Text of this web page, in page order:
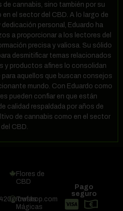
de cannabis, sino también por su
el sector del CBD. A lo largo de
personal, Eduardo ha
a proporcionar a los lectores del
precisa y valiosa. Su sólido
desmitificar temas relacionados
y productos afines lo consolidan
aquellos que buscan consejos
mundo. Con Eduardo como
pueden confiar en que están
calidad respaldada por años de
de cannabis como en el sector
del CBD.
Flores de
CBD
Trufas
Mágicas
Pago
seguro